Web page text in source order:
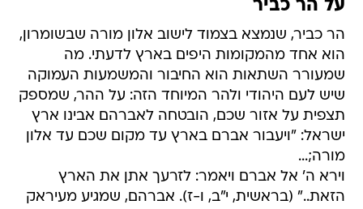
על הר כביר
הר כביר, שנמצא בצמוד לישוב אלון מורה שבשומרון,
הוא אחד מהמקומות היפים בארץ לדעתי. מה
שמעורר השתאות הוא החיבור והמשמעות העמוקה
שיש לעם היהודי ולהר המיוחד הזה: על ההר, שמספק
תצפית על אזור שכם, הובטחה לאברהם אבינו ארץ
ישראל: "ויעבור אברם בארץ עד מקום שכם עד אלון
מורה;...
וירא ה' אל אברם ויאמר: לזרעך אתן את הארץ
הזאת.." (בראשית, י"ב, ו-ז). אברהם, שמגיע מעיראק